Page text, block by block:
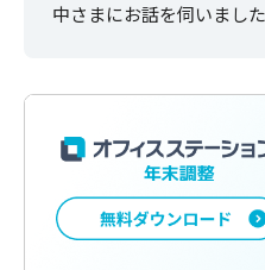
中さまにお話を伺いました